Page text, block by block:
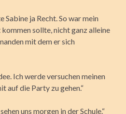
Sabine ja Recht. So war mein
sollte, nicht ganz alleine
mit dem er sich
Ich werde versuchen meinen
auf die Party zu gehen.“
uns morgen in der Schule.“